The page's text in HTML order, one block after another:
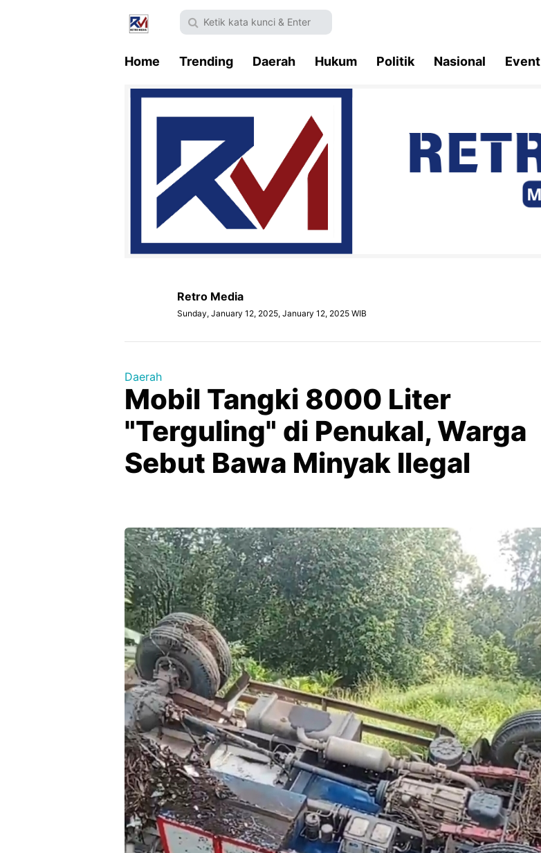
Home Trending Daerah Hukum Politik Nasional Event
Retro Media
Sunday, January 12, 2025, January 12, 2025 WIB
Daerah
Mobil Tangki 8000 Liter
"Terguling" di Penukal, Warga
Sebut Bawa Minyak Ilegal